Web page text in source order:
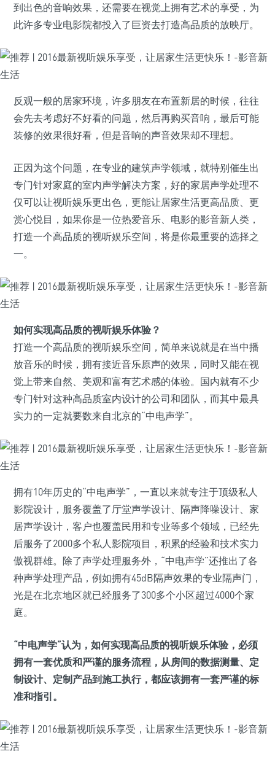
到出色的音响效果，还需要在视觉上拥有艺术的享受，为
此许多专业电影院都投入了巨资去打造高品质的放映厅。
反观一般的居家环境，许多朋友在布置新居的时候，往往
会先去考虑好不好看的问题，然后再购买音响，最后可能
装修的效果很好看，但是音响的声音效果却不理想。
正因为这个问题，在专业的建筑声学领域，就特别催生出
专门针对家庭的室内声学解决方案，好的家居声学处理不
仅可以让视听娱乐更出色，更能让居家生活更高品质、更
赏心悦目，如果你是一位热爱音乐、电影的影音新人类，
打造一个高品质的视听娱乐空间，将是你最重要的选择之
一。
如何实现高品质的视听娱乐体验？
打造一个高品质的视听娱乐空间，简单来说就是在当中播
放音乐的时候，拥有接近音乐原声的效果，同时又能在视
觉上带来自然、美观和富有艺术感的体验。国内就有不少
专门针对这种高品质室内设计的公司和团队，而其中最具
实力的一定就要数来自北京的“中电声学”。
拥有10年历史的“中电声学”，一直以来就专注于顶级私人
影院设计，服务覆盖了厅堂声学设计、隔声降噪设计、家
居声学设计，客户也覆盖民用和专业等多个领域，已经先
后服务了2000多个私人影院项目，积累的经验和技术实力
傲视群雄。除了声学处理服务外，“中电声学”还推出了各
种声学处理产品，例如拥有45dB隔声效果的专业隔声门，
光是在北京地区就已经服务了300多个小区超过4000个家
庭。
“中电声学”认为，如何实现高品质的视听娱乐体验，必须
拥有一套优质和严谨的服务流程，从房间的数据测量、定
制设计、定制产品到施工执行，都应该拥有一套严谨的标
准和指引。